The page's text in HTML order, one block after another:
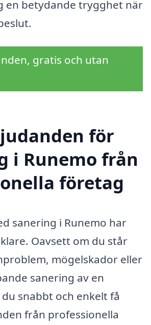
en betydande trygghet när
gratis och utan
för
i Runemo från
företag
sanering i Runemo har
Oavsett om du står
mögelskador eller
sanering av en
snabbt och enkelt få
från professionella